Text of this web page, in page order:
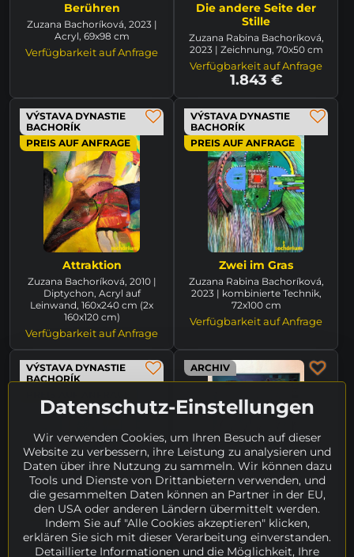
Berühren
Zuzana Bachoríková, 2023 |
Acryl, 69x98 cm
Verfügbarkeit auf Anfrage
Die andere Seite der
Stille
Zuzana Rabina Bachoríková,
2023 | Zeichnung, 70x50 cm
Verfügbarkeit auf Anfrage
1.843 €
VÝSTAVA DYNASTIE
BACHORÍK
PREIS AUF ANFRAGE
Attraktion
Zuzana Bachoríková, 2010 |
Diptychon, Acryl auf
Leinwand, 160x240 cm (2x
160x120 cm)
Verfügbarkeit auf Anfrage
VÝSTAVA DYNASTIE
BACHORÍK
PREIS AUF ANFRAGE
Zwei im Gras
Zuzana Rabina Bachoríková,
2023 | kombinierte Technik,
72x100 cm
Verfügbarkeit auf Anfrage
VÝSTAVA DYNASTIE
BACHORÍK
Über den ersten Kuss
Zuzana Rabina Bachoríková,
2022 | kombinierte Technik,
ARCHIV
Medusen
Zuzana Bachoríková, 2023 |
Acryl auf Leinwand, 59x59 cm
Datenschutz-Einstellungen
Wir verwenden Cookies, um Ihren Besuch auf dieser
Website zu verbessern, ihre Leistung zu analysieren und
Daten über ihre Nutzung zu sammeln. Wir können dazu
Tools und Dienste von Drittanbietern verwenden, und
die gesammelten Daten können an Partner in der EU,
den USA oder anderen Ländern übermittelt werden.
Indem Sie auf "Alle Cookies akzeptieren" klicken,
erklären Sie sich mit dieser Verarbeitung einverstanden.
Detaillierte Informationen und die Möglichkeit, Ihre